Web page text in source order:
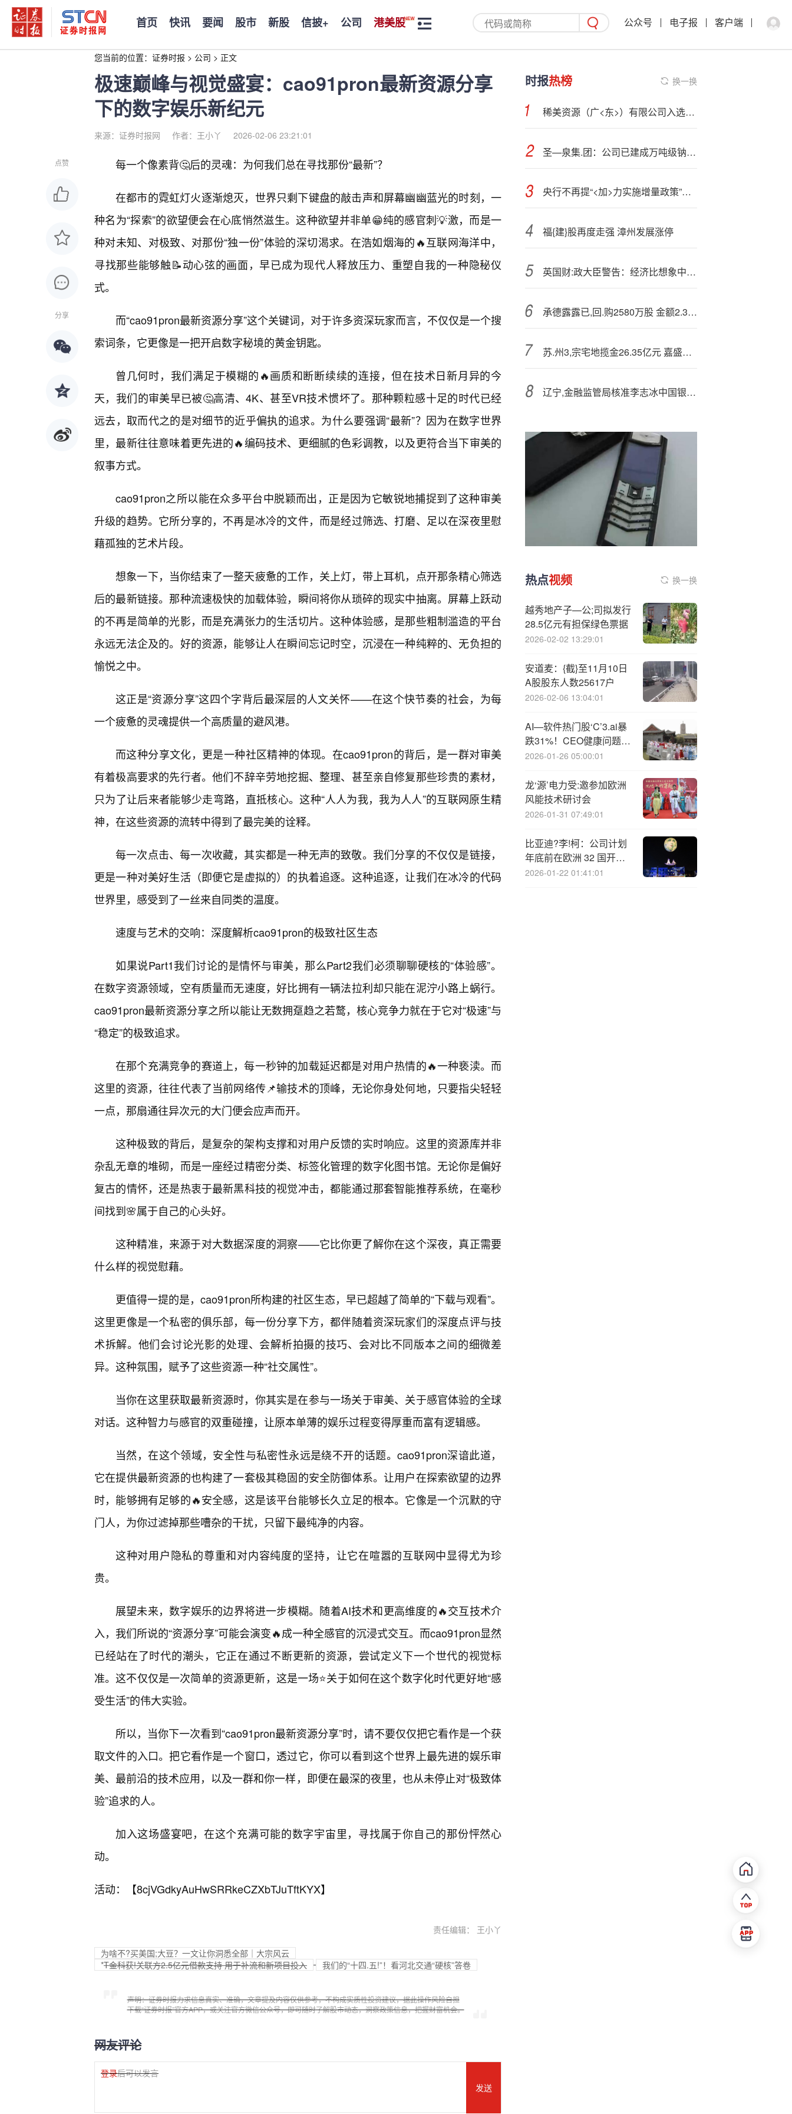
首页 快讯 要闻 股市 新股 信披+ 公司 港美股 公众号 电子报 客户端
您当前的位置： 证券时报 > 公司 > 正文
极速巅峰与视觉盛宴：cao91pron最新资源分享
下的数字娱乐新纪元
来源：证券时报网 作者：王小丫 2026-02-06 23:21:01
点赞
分享
每一个像素背🤔后的灵魂：为何我们总在寻找那份“最新”？
在都市的霓虹灯火逐渐熄灭，世界只剩下键盘的敲击声和屏幕幽幽蓝光的时刻，一
种名为“探索”的欲望便会在心底悄然滋生。这种欲望并非单😁纯的感官刺💡激，而是一
种对未知、对极致、对那份“独一份”体验的深切渴求。在浩如烟海的🔥互联网海洋中，
寻找那些能够触📝动心弦的画面，早已成为现代人释放压力、重塑自我的一种隐秘仪
式。
而“cao91pron最新资源分享”这个关键词，对于许多资深玩家而言，不仅仅是一个搜
索词条，它更像是一把开启数字秘境的黄金钥匙。
曾几何时，我们满足于模糊的🔥画质和断断续续的连接，但在技术日新月异的今
天，我们的审美早已被🤔高清、4K、甚至VR技术惯坏了。那种颗粒感十足的时代已经
远去，取而代之的是对细节的近乎偏执的追求。为什么要强调“最新”？因为在数字世界
里，最新往往意味着更先进的🔥编码技术、更细腻的色彩调教，以及更符合当下审美的
叙事方式。
cao91pron之所以能在众多平台中脱颖而出，正是因为它敏锐地捕捉到了这种审美
升级的趋势。它所分享的，不再是冰冷的文件，而是经过筛选、打磨、足以在深夜里慰
藉孤独的艺术片段。
想象一下，当你结束了一整天疲惫的工作，关上灯，带上耳机，点开那条精心筛选
后的最新链接。那种流速极快的加载体验，瞬间将你从琐碎的现实中抽离。屏幕上跃动
的不再是简单的光影，而是充满张力的生活切片。这种体验感，是那些粗制滥造的平台
永远无法企及的。好的资源，能够让人在瞬间忘记时空，沉浸在一种纯粹的、无负担的
愉悦之中。
这正是“资源分享”这四个字背后最深层的人文关怀——在这个快节奏的社会，为每
一个疲惫的灵魂提供一个高质量的避风港。
而这种分享文化，更是一种社区精神的体现。在cao91pron的背后，是一群对审美
有着极高要求的先行者。他们不辞辛劳地挖掘、整理、甚至亲自修复那些珍贵的素材，
只为了让后来者能够少走弯路，直抵核心。这种“人人为我，我为人人”的互联网原生精
神，在这些资源的流转中得到了最完美的诠释。
每一次点击、每一次收藏，其实都是一种无声的致敬。我们分享的不仅仅是链接，
更是一种对美好生活（即便它是虚拟的）的执着追逐。这种追逐，让我们在冰冷的代码
世界里，感受到了一丝来自同类的温度。
速度与艺术的交响：深度解析cao91pron的极致社区生态
如果说Part1我们讨论的是情怀与审美，那么Part2我们必须聊聊硬核的“体验感”。
在数字资源领域，空有质量而无速度，好比拥有一辆法拉利却只能在泥泞小路上蜗行。
cao91pron最新资源分享之所以能让无数拥趸趋之若鹜，核心竞争力就在于它对“极速”与
“稳定”的极致追求。
在那个充满竞争的赛道上，每一秒钟的加载延迟都是对用户热情的🔥一种亵渎。而
这里的资源，往往代表了当前网络传📌输技术的顶峰，无论你身处何地，只要指尖轻轻
一点，那扇通往异次元的大门便会应声而开。
这种极致的背后，是复杂的架构支撑和对用户反馈的实时响应。这里的资源库并非
杂乱无章的堆砌，而是一座经过精密分类、标签化管理的数字化图书馆。无论你是偏好
复古的情怀，还是热衷于最新黑科技的视觉冲击，都能通过那套智能推荐系统，在毫秒
间找到🌸属于自己的心头好。
这种精准，来源于对大数据深度的洞察——它比你更了解你在这个深夜，真正需要
什么样的视觉慰藉。
更值得一提的是，cao91pron所构建的社区生态，早已超越了简单的“下载与观看”。
这里更像是一个私密的俱乐部，每一份分享下方，都伴随着资深玩家们的深度点评与技
术拆解。他们会讨论光影的处理、会解析拍摄的技巧、会对比不同版本之间的细微差
异。这种氛围，赋予了这些资源一种“社交属性”。
当你在这里获取最新资源时，你其实是在参与一场关于审美、关于感官体验的全球
对话。这种智力与感官的双重碰撞，让原本单薄的娱乐过程变得厚重而富有逻辑感。
当然，在这个领域，安全性与私密性永远是绕不开的话题。cao91pron深谙此道，
它在提供最新资源的也构建了一套极其稳固的安全防御体系。让用户在探索欲望的边界
时，能够拥有足够的🔥安全感，这是该平台能够长久立足的根本。它像是一个沉默的守
门人，为你过滤掉那些嘈杂的干扰，只留下最纯净的内容。
这种对用户隐私的尊重和对内容纯度的坚持，让它在喧嚣的互联网中显得尤为珍
贵。
展望未来，数字娱乐的边界将进一步模糊。随着AI技术和更高维度的🔥交互技术介
入，我们所说的“资源分享”可能会演变🔥成一种全感官的沉浸式交互。而cao91pron显然
已经站在了时代的潮头，它正在通过不断更新的资源，尝试定义下一个世代的视觉标
准。这不仅仅是一次简单的资源更新，这是一场⭐关于如何在这个数字化时代更好地“感
受生活”的伟大实验。
所以，当你下一次看到“cao91pron最新资源分享”时，请不要仅仅把它看作是一个获
取文件的入口。把它看作是一个窗口，透过它，你可以看到这个世界上最先进的娱乐审
美、最前沿的技术应用，以及一群和你一样，即便在最深的夜里，也从未停止对“极致体
验”追求的人。
加入这场盛宴吧，在这个充满可能的数字宇宙里，寻找属于你自己的那份怦然心
动。
活动：【8cjVGdkyAuHwSRRkeCZXbTJuTftKYX】
责任编辑： 王小丫
为啥不?买美国;大豆？一文让你洞悉全部｜大宗风云
*T金科获!关联方2.5亿元借款支持 用于补流和新项目投入 我们的“十四.五!”！看河北交通“硬核”答卷
声明：证券时报力求信息真实、准确，文章提及内容仅供参考，不构成实质性投资建议，据此操作风险自担
下载“证券时报”官方APP，或关注官方微信公众号，即可随时了解股市动态，洞察政策信息，把握财富机会。
网友评论
登录后可以发言
发送
时报热榜 换一换
稀美资源（广<东>）有限公司入选“清远市绿色工厂”及“清远市绿色企业”名单
圣—泉集.团：公司已建成万吨级钠电硬碳负极生产线，剩余产能择机再建
央行不再提“<加>力实施增量政策”，四季度还会降息吗？
福{建}股再度走强 漳州发展涨停
英国财:政大臣警告：经济比想象中更差，但仍将面临“痛苦”的增税风暴！
承德露露已,回.购2580万股 金额2.35亿元
苏.州3,宗宅地揽金26.35亿元 嘉盛、中建国际、永青分食
辽宁,金融监管局核准李志冰中国银行沈阳分行副行长任职资格
热点视频 换一换
越秀地产子—公;司拟发行
28.5亿元有担保绿色票据
2026-02-02 13:29:01
安道麦：{截}至11月10日
A股股东人数25617户
2026-02-06 13:04:01
AI—软件热门股‘C’3.ai暴
跌31%！CEO健康问题、
灾难性业绩引爆担忧
2026-01-26 05:00:01
龙‘源’电力受:邀参加欧洲
风能技术研讨会
2026-01-31 07:49:01
比亚迪?李!柯：公司计划
年底前在欧洲 32 国开设
超千家门店
2026-01-22 01:41:01